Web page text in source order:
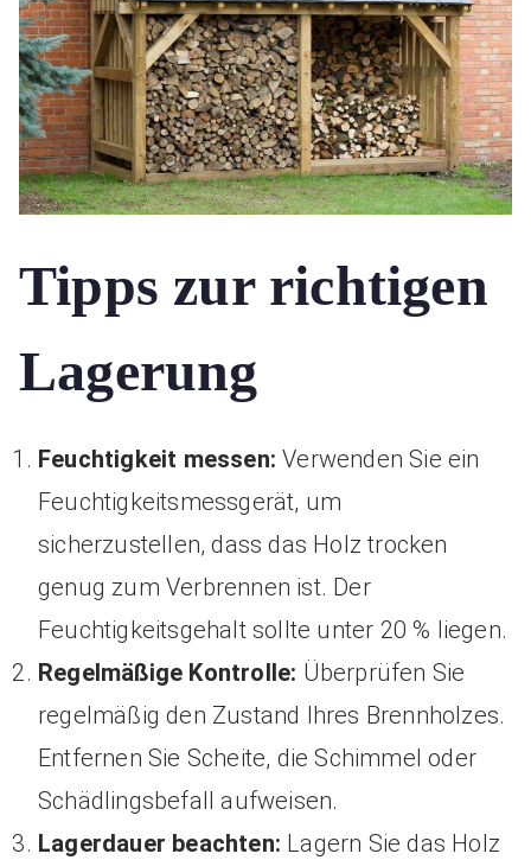
Tipps zur richtigen
Lagerung
Feuchtigkeit messen: Verwenden Sie ein
Feuchtigkeitsmessgerät, um
sicherzustellen, dass das Holz trocken
genug zum Verbrennen ist. Der
Feuchtigkeitsgehalt sollte unter 20 % liegen.
Regelmäßige Kontrolle: Überprüfen Sie
regelmäßig den Zustand Ihres Brennholzes.
Entfernen Sie Scheite, die Schimmel oder
Schädlingsbefall aufweisen.
Lagerdauer beachten: Lagern Sie das Holz